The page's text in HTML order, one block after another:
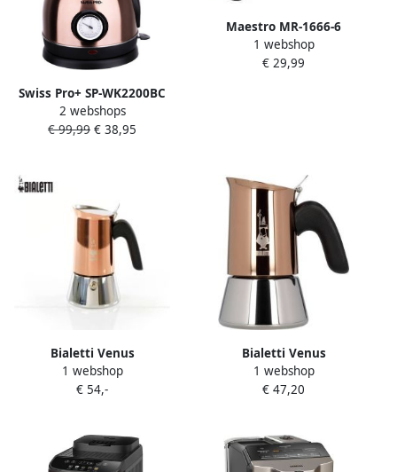
Swiss Pro+ SP-WK2200BC
Retro Waterkoker 1.8L
2200W Koper
2 webshops
€ 99,99 € 38,95
Maestro MR-1666-6
koffiezetapparaat bruin 6
kopjes
1 webshop
€ 29,99
Bialetti Venus
koffiezetapparaat
koperkleurig 4 kopjes
1 webshop
€ 54,-
Bialetti Venus
koffiezetapparaat
koperkleurig 2 kopjes
1 webshop
€ 47,20